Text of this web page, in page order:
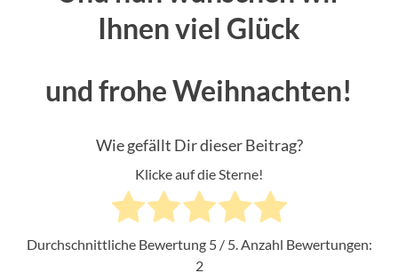
Ihnen viel Glück
und frohe Weihnachten!
Wie gefällt Dir dieser Beitrag?
Klicke auf die Sterne!
Durchschnittliche Bewertung 5/ 5. Anzahl Bewertungen:
2